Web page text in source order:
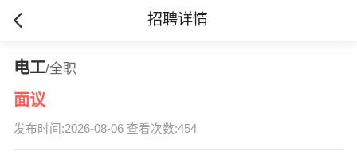
招聘详情
电工/全职
面议
发布时间:2026-08-06 查看次数:454